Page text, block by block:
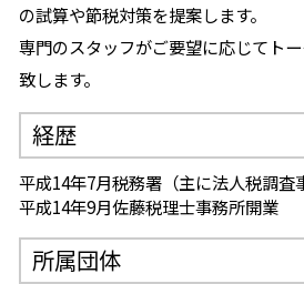
の試算や節税対策を提案します。
専門のスタッフがご要望に応じてト
致します。
経歴
平成14年7月税務署（主に法人税調査
平成14年9月佐藤税理士事務所開業
所属団体